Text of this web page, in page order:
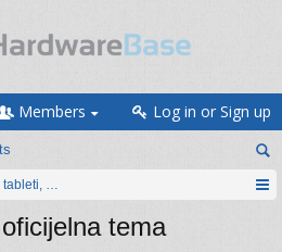
Members Log in or Sign up
satovi, IoT oprema
tema